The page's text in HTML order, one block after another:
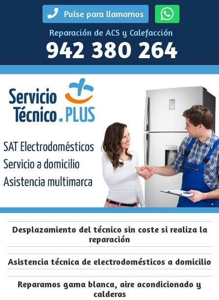
Pulse para llamarnos
Reparación de ACS y Calefacción
942 380 264
Desplazamiento del técnico sin coste si realiza la
reparación
Asistencia técnica de electrodomésticos a domicilio
Reparamos gama blanca, aire acondicionado y
calderas